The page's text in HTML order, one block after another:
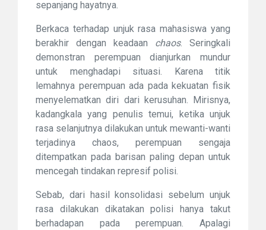
sepanjang hayatnya.
Berkaca terhadap unjuk rasa mahasiswa yang
berakhir dengan keadaan chaos. Seringkali
demonstran perempuan dianjurkan mundur
untuk menghadapi situasi. Karena titik
lemahnya perempuan ada pada kekuatan fisik
menyelematkan diri dari kerusuhan. Mirisnya,
kadangkala yang penulis temui, ketika unjuk
rasa selanjutnya dilakukan untuk mewanti-wanti
terjadinya chaos, perempuan sengaja
ditempatkan pada barisan paling depan untuk
mencegah tindakan represif polisi.
Sebab, dari hasil konsolidasi sebelum unjuk
rasa dilakukan dikatakan polisi hanya takut
berhadapan pada perempuan. Apalagi